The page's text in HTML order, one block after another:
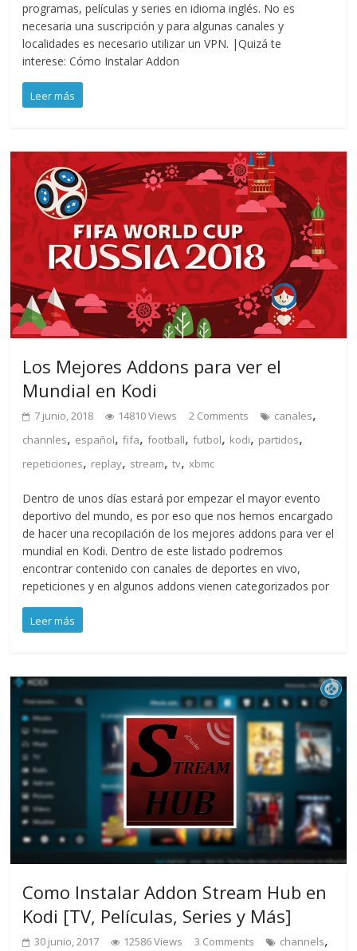
programas, películas y series en idioma inglés. No es
necesaria una suscripción y para algunas canales y
localidades es necesario utilizar un VPN. |Quizá te
interese: Cómo Instalar Addon
Leer más
Los Mejores Addons para ver el
Mundial en Kodi
7 junio, 2018 14810 Views 2 Comments canales,
channles, español,fifa,football,futbol, kodi, partidos,
repeticiones, replay, stream,tv,xbmc
Dentro de unos días estará por empezar el mayor evento
deportivo del mundo, es por eso que nos hemos encargado
de hacer una recopilación de los mejores addons para ver el
mundial en Kodi. Dentro de este listado podremos
encontrar contenido con canales de deportes en vivo,
repeticiones y en algunos addons vienen categorizados por
Leer más
Como Instalar Addon Stream Hub en
Kodi [TV, Películas, Series y Más]
30 junio, 2017 12586 Views 3 Comments channels,